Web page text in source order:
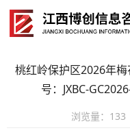
桃红岭保护区2026年
号：JXBC-
浏览量： 133